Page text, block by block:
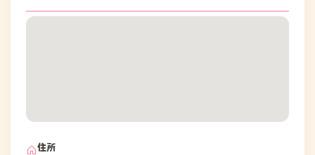
住所